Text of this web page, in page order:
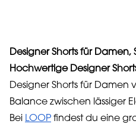
Designer Shorts für
Hochwertige Designer
Designer Shorts für
Balance zwischen lässiger
Bei LOOP findest du eine